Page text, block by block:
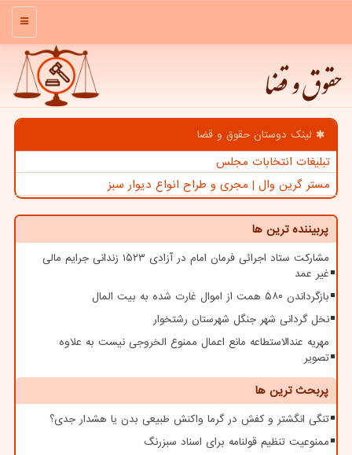
منو
حقوق و قضا
لینک دوستان حقوق و قضا
تبلیغات انتخابات مجلس
مستر گرین وال | مجری و طراح انواع دیوار سبز
پربیننده ترین ها
مشارکت ستاد اجرائی فرمان امام در آزادی ۱۵۲۳ زندانی جرایم مالی
غیر عمد
بازگرداندن ۵۸۰ همت از اموال غارت شده به بیت المال
نخل گردانی شهر جنگل شهرستان رشتخوار
مهریه عندالاستطاعه مانع اعمال ممنوع الخروجی نیست به علاوه
تصویر
پربحث ترین ها
تنگی انگشتر و کفش در گرما واکنش طبیعی بدن یا هشدار جدی؟
ممنوعیت تنظیم قولنامه برای اسناد سبزرنگ